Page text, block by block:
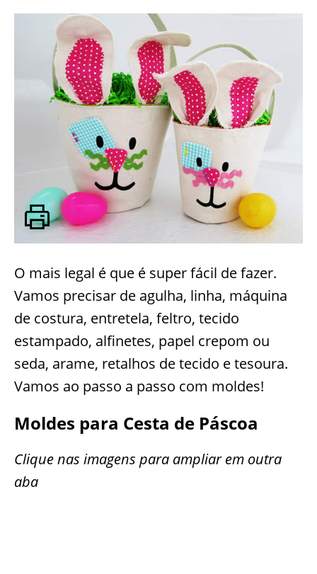
O mais legal é que é super fácil de fazer.
Vamos precisar de agulha, linha, máquina
de costura, entretela, feltro, tecido
estampado, alfinetes, papel crepom ou
seda, arame, retalhos de tecido e tesoura.
Vamos ao passo a passo com moldes!
Moldes para Cesta de Páscoa
Clique nas imagens para ampliar em outra
aba